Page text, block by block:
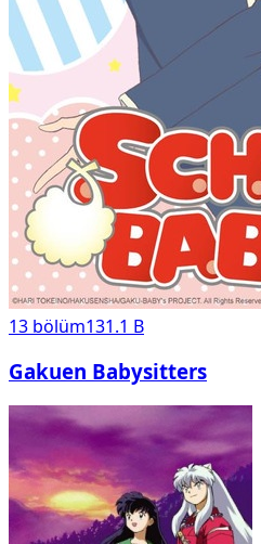
13 bölüm131.1 B
Gakuen Babysitters